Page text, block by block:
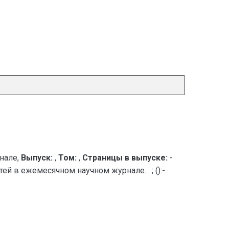
Выпуск: , Том: , Страницы в выпуске: -
в ежемесячном научном журнале. . ; ():-.